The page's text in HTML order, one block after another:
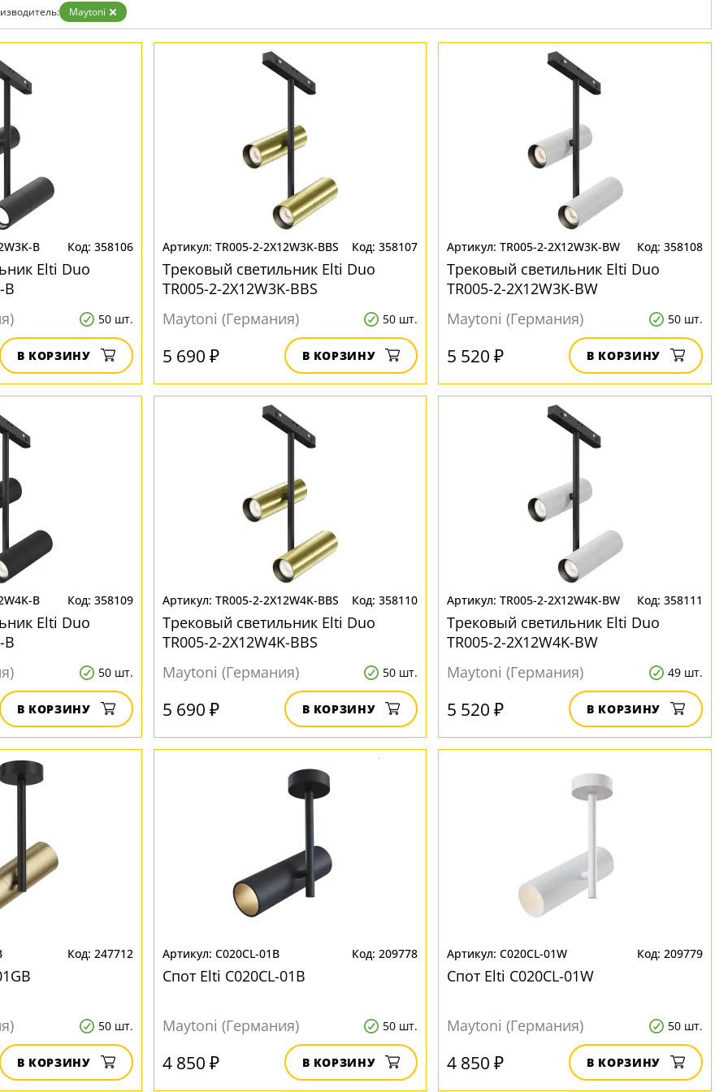
Золото
Прозрачные
Хром
Maytoni
B 358106
Elti Duo
B
50 шт.
В КОРЗИНУ
TR005-2-2X12W3K-BBS 358107
Трековый светильник Elti Duo
TR005-2-2X12W3K-BBS
Maytoni (Германия)
50 шт.
5 690 ₽ В КОРЗИНУ
TR005-2-2X12W3K-BW 358108
Трековый светильник Elti Duo
TR005-2-2X12W3K-BW
Maytoni (Германия)
50 шт.
5 520 ₽ В КОРЗИНУ
B 358109
Elti Duo
B
50 шт.
В КОРЗИНУ
TR005-2-2X12W4K-BBS 358110
Трековый светильник Elti Duo
TR005-2-2X12W4K-BBS
Maytoni (Германия)
50 шт.
5 690 ₽ В КОРЗИНУ
TR005-2-2X12W4K-BW 358111
Трековый светильник Elti Duo
TR005-2-2X12W4K-BW
Maytoni (Германия)
49 шт.
5 520 ₽ В КОРЗИНУ
247712
50 шт.
В КОРЗИНУ
C020CL-01B 209778
Спот Elti C020CL-01B
Maytoni (Германия) 50 шт.
4 850 ₽ В КОРЗИНУ
C020CL-01W 209779
Спот Elti C020CL-01W
Maytoni (Германия) 50 шт.
4 850 ₽ В КОРЗИНУ